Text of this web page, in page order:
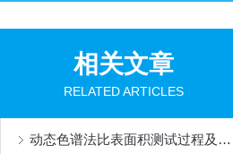
相关文章
RELATED ARTICLES
动态色谱法比表面积测试过程及测试原理